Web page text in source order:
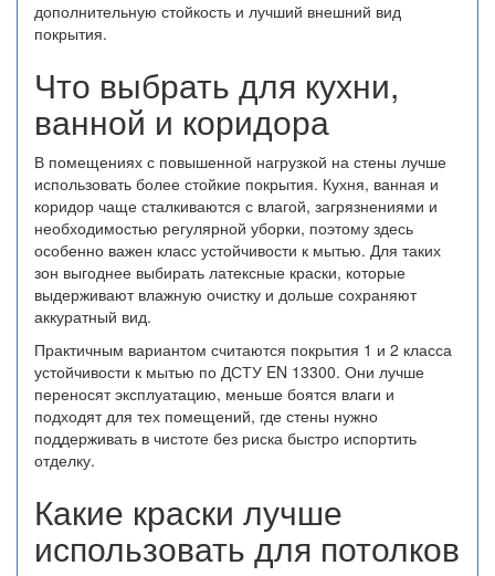
дополнительную стойкость и лучший внешний вид
покрытия.
Что выбрать для кухни,
ванной и коридора
В помещениях с повышенной нагрузкой на стены лучше
использовать более стойкие покрытия. Кухня, ванная и
коридор чаще сталкиваются с влагой, загрязнениями и
необходимостью регулярной уборки, поэтому здесь
особенно важен класс устойчивости к мытью. Для таких
зон выгоднее выбирать латексные краски, которые
выдерживают влажную очистку и дольше сохраняют
аккуратный вид.
Практичным вариантом считаются покрытия 1 и 2 класса
устойчивости к мытью по ДСТУ EN 13300. Они лучше
переносят эксплуатацию, меньше боятся влаги и
подходят для тех помещений, где стены нужно
поддерживать в чистоте без риска быстро испортить
отделку.
Какие краски лучше
использовать для потолков